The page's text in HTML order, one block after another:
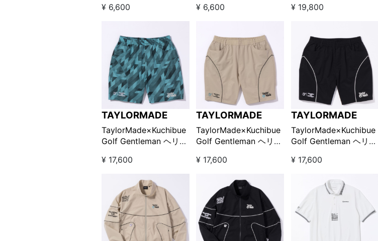
Golf Gentleman シュー
¥ 6,600
Golf Gentleman シュー
¥ 6,600
ーバッグ グレー
¥ 19,800
TAYLORMADE
TaylorMade×Kuchibue
Golf Gentleman ヘリテ
ョーツ / グリーン×柄
¥ 17,600
TAYLORMADE
TaylorMade×Kuchibue
Golf Gentleman ヘリテ
ョーツ/ ベージュ
¥ 17,600
TAYLORMADE
TaylorMade×Kuchibue
Golf Gentleman ヘリテ
ョーツ / ブラック
¥ 17,600